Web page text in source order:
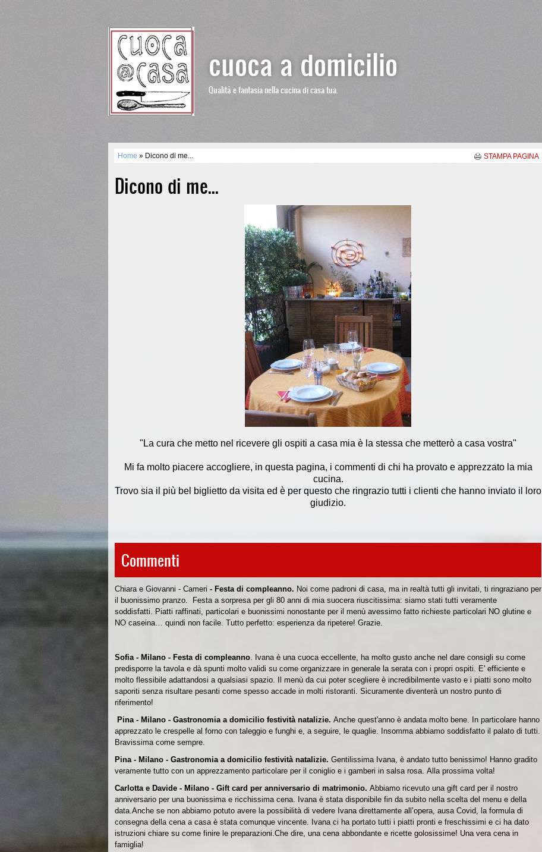
cuoca a domicilio
Qualità e fantasia nella cucina di casa tua.
Home » Dicono di me...
Dicono di me...
STAMPA PAGINA
"La cura che metto nel ricevere gli ospiti a casa mia è la stessa che metterò a casa vostra"
Mi fa molto piacere accogliere, in questa pagina, i commenti di chi ha provato e apprezzato la mia
cucina.
Trovo sia il più bel biglietto da visita ed è per questo che ringrazio tutti i clienti che hanno inviato il loro
giudizio.
Commenti
Chiara e Giovanni - Cameri - Festa di compleanno. Noi come padroni di casa, ma in realtà tutti gli invitati, ti ringraziano per
il buonissimo pranzo.
Festa a sorpresa per gli 80 anni di mia suocera riuscitissima: siamo stati tutti veramente
soddisfatti. Piatti raffinati, particolari e buonissimi nonostante per il menù avessimo fatto richieste particolari NO glutine e
NO caseina… quindi non facile. Tutto perfetto: esperienza da ripetere! Grazie.
Sofia - Milano - Festa di compleanno. Ivana è una cuoca eccellente, ha molto gusto anche nel dare consigli su come
predisporre la tavola e dà spunti molto validi su come organizzare in generale la serata con i propri ospiti. E' efficiente e
molto flessibile adattandosi a qualsiasi spazio.
Il menù da cui poter scegliere è incredibilmente vasto e i piatti sono molto
saporiti senza risultare pesanti come spesso accade in molti ristoranti. Sicuramente diventerà un nostro punto di
riferimento!
Pina - Milano - Gastronomia a domicilio festività natalizie. Anche quest'anno è andata molto bene. In particolare hanno
apprezzato le crespelle al forno con taleggio e funghi e, a seguire, le quaglie. Insomma abbiamo soddisfatto il palato di tutti.
Bravissima come sempre.
Pina - Milano - Gastronomia a domicilio festività natalizie. Gentilissima Ivana, è andato tutto benissimo! Hanno gradito
veramente tutto con un apprezzamento particolare per il coniglio e i gamberi in salsa rosa. Alla prossima volta!
Carlotta e Davide - Milano - Gift card per anniversario di matrimonio. Abbiamo ricevuto una gift card per il nostro
anniversario per una buonissima e ricchissima cena. Ivana è stata disponibile fin da subito nella scelta del menu e della
data.Anche se non abbiamo potuto avere la possibilità di vedere Ivana direttamente all’opera, ausa Covid, la formula di
consegna della cena a casa è stata comunque vincente. Ivana ci ha portato tutti i piatti pronti e freschissimi e ci ha dato
istruzioni chiare su come finire le preparazioni.Che dire, una cena abbondante e ricette golosissime! Una vera cena in
famiglia!